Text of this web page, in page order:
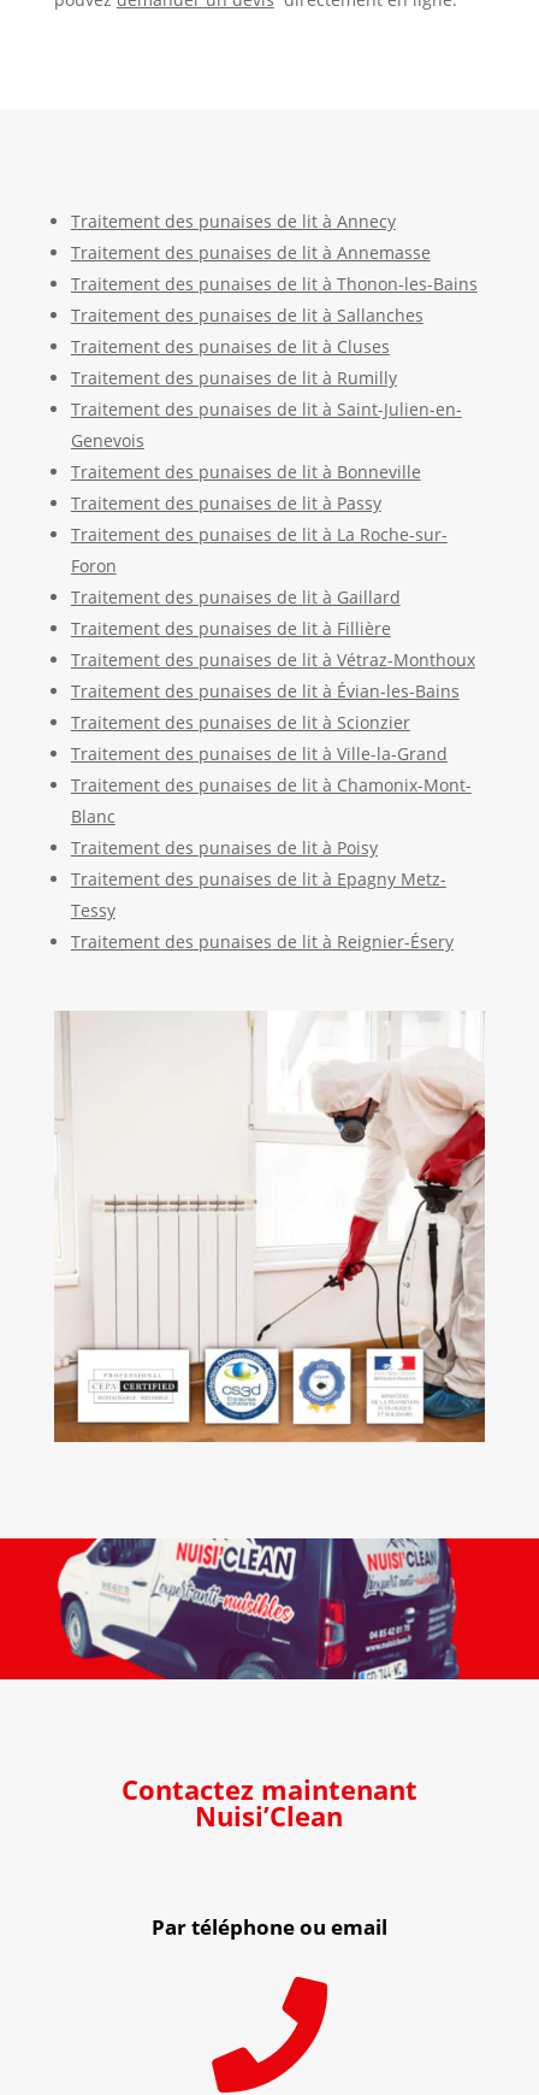
Traitement des punaises de lit à Annecy
Traitement des punaises de lit à Annemasse
Traitement des punaises de lit à Thonon-les-Bains
Traitement des punaises de lit à Sallanches
Traitement des punaises de lit à Cluses
Traitement des punaises de lit à Rumilly
Traitement des punaises de lit à Saint-Julien-en-
Genevois
Traitement des punaises de lit à Bonneville
Traitement des punaises de lit à Passy
Traitement des punaises de lit à La Roche-sur-
Foron
Traitement des punaises de lit à Gaillard
Traitement des punaises de lit à Fillière
Traitement des punaises de lit à Vétraz-Monthoux
Traitement des punaises de lit à Évian-les-Bains
Traitement des punaises de lit à Scionzier
Traitement des punaises de lit à Ville-la-Grand
Traitement des punaises de lit à Chamonix-Mont-
Blanc
Traitement des punaises de lit à Poisy
Traitement des punaises de lit à Epagny Metz-
Tessy
Traitement des punaises de lit à Reignier-Ésery
Contactez maintenant
Nuisi’Clean
Par téléphone ou email
